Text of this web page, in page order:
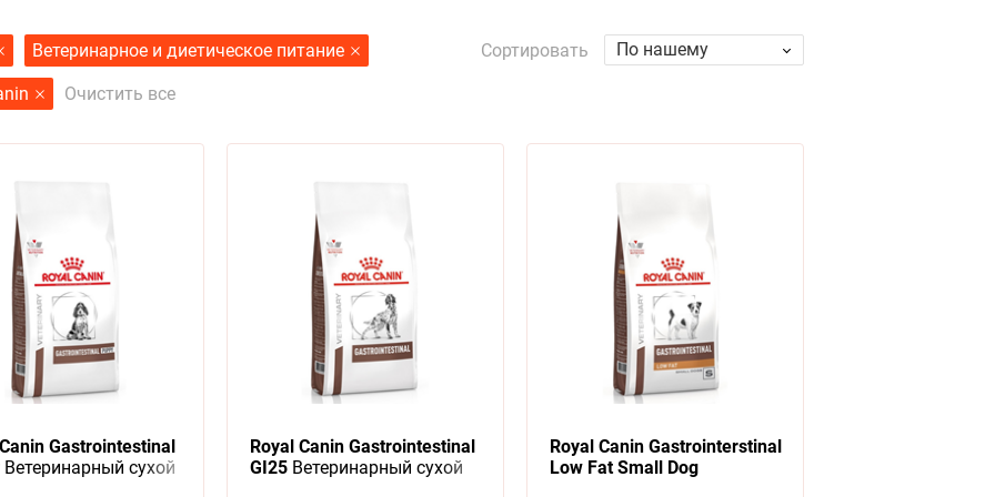
Ветеринарное и диетическое питание
Очистить все
Сортировать По нашему
Gastrointestinal
Ветеринарный сухой
Royal Canin Gastrointestinal
GI25Ветеринарный сухой
Royal Canin Gastrointerstinal
Low Fat Small Dog